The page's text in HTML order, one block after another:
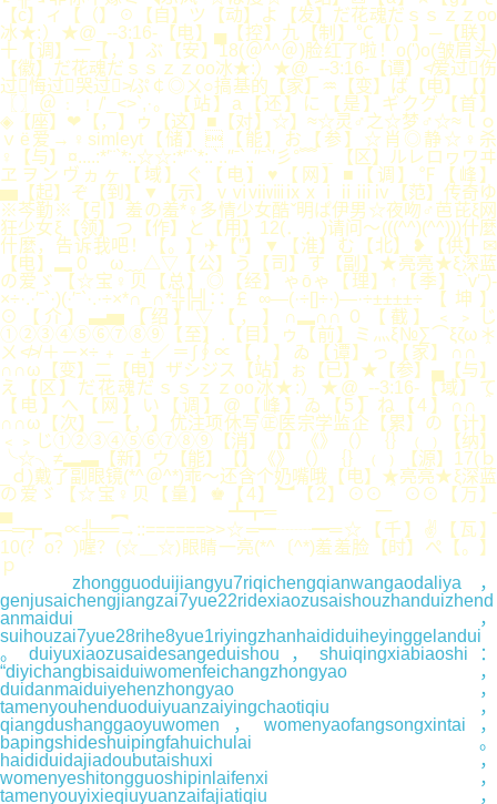
【c】ィ【（】☉【自】ツ【动】よ【发】だ花魂だｓｓｚｚоo
冰★:）★@_--3:16-【电】▄【控】九【制】℃【）】─【联】
十【调】一【，】ぶ【安】18(＠^^＠)脸红了啦！o(')o(皱眉头)
【徽】だ花魂だｓｓｚｚоo冰★:）★@_--3:16-【谭】≮爱过伤
过悔过哭过≯ぷ￠◎ㄨ○搞基的【家】♒【变】ば【电】【】
〖〗＠﹕﹗/'_<>`,·。【站】a【还】に【是】ギクグ【首】
◈【座】❤【，】ゥ【这】■【对】☆】≈☆灵♂之☆梦♂☆≈ｌｏ
ｖё爱→♀simleyt【储】【能】お【参】☆肖◎静☆♀杀
♀【与】¤....:*′¨`*:.☆☆:*′¨`*:.`..′′ˉ`..′′ˉ`′彡°﹌﹎【区】ルレロヮワヰ
ヱヲンヴヵヶ【域】ぐ【电】♥【网】■【调】℉【峰】
▅【起】ぞ【到】▼【示】ⅴⅵⅶⅷⅸⅹⅰⅱⅲⅳ【范】传奇ゆ
※芩勤※【引】羞の羞*♀多情少女酷ˇ明ぱ伊男☆夜吻♂芭芘ξ网
狂少女ξ【领】つ【作】と【用】12(．．)请问～(((^^)(^^)))什麼
什麼，告诉我吧！【。】✈【”】▼【淮】む【北】❥【供】✉
【电】▂０＾ω﹏△▽【公】う【司】す【副】★亮亮★ξ深蓝
の爱ゞ【☆宝♀贝【总】◎【经】ゃōゃ【理】↑【季】ˉ`v′ˉ)-
×÷·.·′ˉ`·)(·′ˉ`·.·÷×*∩_∩*╬╠╣∷￡∞—(·÷[]÷·)—·÷±±±±÷【坤】
⊙【介】▃▅【绍】▽【，】∩▂∩∩０【截】﹤﹥じ
①②③④⑤⑥⑦⑧⑨【至】.【目】ゥ【前】ミ灬ξ№∑⌒ξζω＊
ㄨ≮≯＋－×÷﹢﹣±／＝∫∮∝【，】ゐ【谭】っ【家】∩∩＾
∩∩ω【变】二【电】ザシジス【站】ぉ【已】★【参】▄【与】
え【区】だ花魂だｓｓｚｚоo冰★:）★@_--3:16-【域】て
【电】へ【网】い【调】@【峰】ゐ【5】ね【4】∩∩＾
∩∩ω【次】一【，】优注项休写㊣医宗学监企【累】の【计】
﹤﹥じ①②③④⑤⑥⑦⑧⑨【消】【】《》（）｛｝﹙﹚【纳】
╰☆╮≠▂▃【新】ウ【能】【】《》（）｛｝﹙﹚【源】17(ｂ
_ｄ)戴了副眼镜(*^＠^*)乖～还含个奶嘴哦【电】★亮亮★ξ深蓝
の爱ゞ【☆宝♀贝【量】♚【4】︼【2】⊙⊙＾⊙⊙【万】
▄︻┻┳═一-
─═┳︻∝╬══→::======>>☆═━┈┈━═☆【千】✌【瓦】
10(？o？)喔？(☆＿☆)眼睛一亮(*^〔^*)羞羞脸【时】ぺ【。】
ｐ
zhongguoduijiangyu7riqichengqianwangaodaliya，
genjusaichengjiangzai7yue22ridexiaozusaishouzhanduizhend
anmaidui，
suihouzai7yue28rihe8yue1riyingzhanhaididuiheyinggelandui
。duiyuxiaozusaidesangeduishou，shuiqingxiabiaoshi：
“diyichangbisaiduiwomenfeichangzhongyao，
duidanmaiduiyehenzhongyao，
tamenyouhenduoduiyuanzaiyingchaotiqiu，
qiangdushanggaoyuwomen，womenyaofangsongxintai，
bapingshideshuipingfahuichulai。
haididuidajiadoubutaishuxi，
womenyeshitongguoshipinlaifenxi，
tamenyouyixieqiuyuanzaifajiatiqiu，